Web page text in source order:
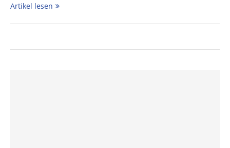
Artikel lesen